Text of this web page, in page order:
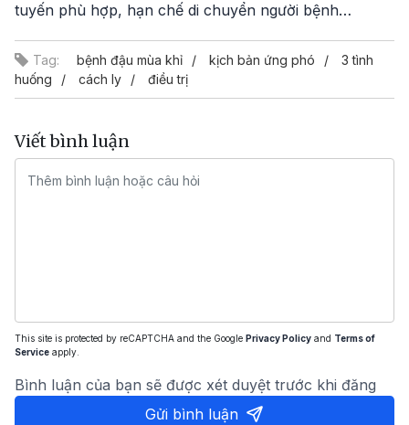
tuyến phù hợp, hạn chế di chuyển người bệnh…
Tag: bệnh đậu mùa khỉ kịch bản ứng phó
3 tình
huống
cách ly điều trị
Viết bình luận
This site is protected by reCAPTCHA and the Google Privacy Policy and Terms of
Service apply.
Bình luận của bạn sẽ được xét duyệt trước khi đăng
Gửi bình luận